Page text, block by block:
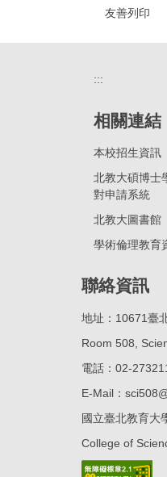
友善列印
:::
相關連結
本校招生資訊
北教大碩博士
對申請系統
北教大圖書館
學術倫理教育
聯絡資訊
地址：10671臺
Room 508,
電話：02-
E-Mail：
國立臺北教育大
College of